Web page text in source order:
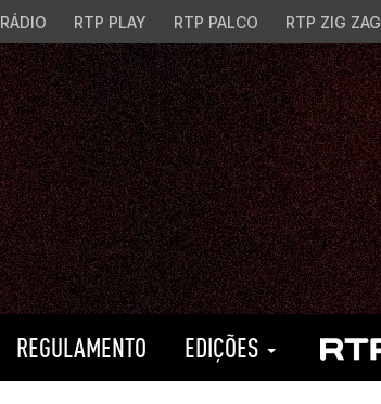
RÁDIO RTP PLAY RTP PALCO RTP ZIG ZAG
REGULAMENTO EDIÇÕES